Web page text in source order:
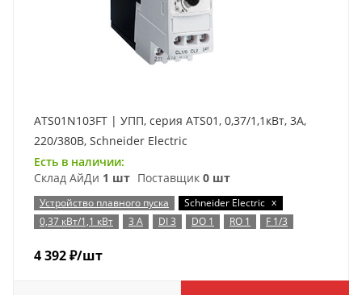
ATS01N103FT | УПП, серия ATS01, 0,37/1,1кВт, 3А,
220/380В, Schneider Electric
Есть в наличии:
Склад АйДи 1 шт Поставщик 0 шт
Устройство плавного пуска Schneider Electric x
0,37 кВт/1,1 кВт
3 А DI 3 DO 1 RO 1 F 1/3
4 392₽/шт